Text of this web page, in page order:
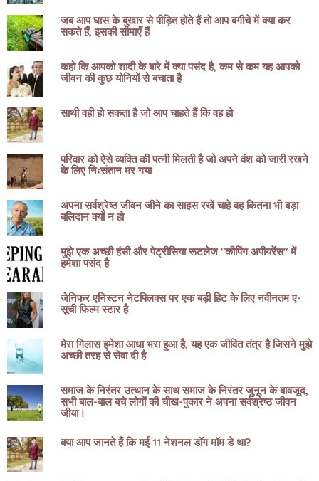
जब आप घास के बुखार से पीड़ित होते हैं तो आप बगीचे में क्या कर
सकते हैं, इसकी सीमाएँ हैं
कहो कि आपको शादी के बारे में क्या पसंद है, कम से कम यह आपको
जीवन की कुछ योनियों से बचाता है
साथी वही हो सकता है जो आप चाहते हैं कि वह हो
परिवार को ऐसे व्यक्ति की पत्नी मिलती है जो अपने वंश को जारी रखने
के लिए निःसंतान मर गया
अपना सर्वश्रेष्ठ जीवन जीने का साहस रखें चाहे वह कितना भी बड़ा
बलिदान क्यों न हो
मुझे एक अच्छी हंसी और पेट्रीसिया रूटलेज "कीपिंग अपीयरेंस" में
हमेशा पसंद है
जेनिफर एनिस्टन नेटफ्लिक्स पर एक बड़ी हिट के लिए नवीनतम ए-
सूची फिल्म स्टार है
मेरा गिलास हमेशा आधा भरा हुआ है, यह एक जीवित तंत्र है जिसने मुझे
अच्छी तरह से सेवा दी है
समाज के निरंतर उत्थान के साथ समाज के निरंतर जुनून के बावजूद,
सभी बाल-बाल बचे लोगों की चीख-पुकार ने अपना सर्वश्रेष्ठ जीवन
जीया।
क्या आप जानते हैं कि मई 11 नेशनल डॉग मॉम डे था?